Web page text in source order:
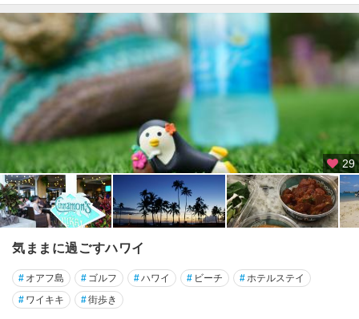
29
気ままに過ごすハワイ
# オアフ島 # ゴルフ #ハワイ # ビーチ #ホテルステイ
# ワイキキ #街歩き